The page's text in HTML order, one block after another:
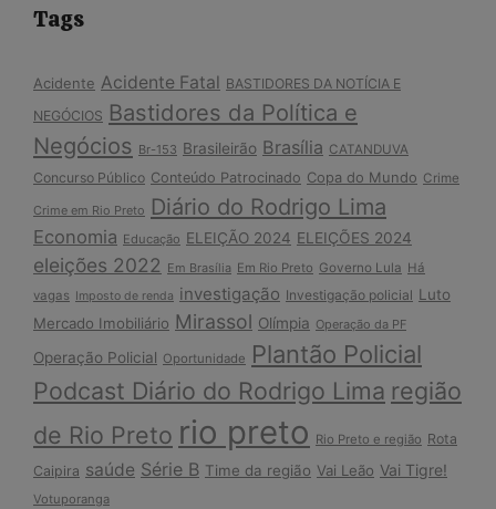
Tags
Acidente Acidente Fatal BASTIDORES DA NOTÍCIA E
NEGÓCIOS Bastidores da Política e
Negócios Br-153 Brasileirão Brasília CATANDUVA
Concurso Público Conteúdo Patrocinado Copa do Mundo Crime
Crime em Rio Preto Diário do Rodrigo Lima
Economia Educação ELEIÇÃO 2024 ELEIÇÕES 2024
eleições 2022 Em Brasília Em Rio Preto Governo Lula Há
vagas
Imposto de renda investigação Investigação policial Luto
Mercado Imobiliário Mirassol Olímpia Operação da PF
Operação Policial Oportunidade Plantão Policial
Podcast Diário do Rodrigo Lima região
de Rio Preto rio preto Rio Preto e região Rota
Caipira saúde Série B Time da região Vai Leão Vai Tigre!
Votuporanga